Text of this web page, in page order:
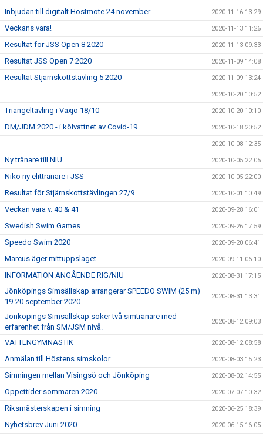
Inbjudan till digitalt Höstmöte 24 november 2020-11-16 13:29
Veckans vara! 2020-11-13 11:26
Resultat för JSS Open 8 2020 2020-11-13 09:33
Resultat JSS Open 7 2020 2020-11-09 14:08
Resultat Stjärnskottstävling 5 2020 2020-11-09 13:24
2020-10-20 10:52
Triangeltävling i Växjö 18/10 2020-10-20 10:10
DM/JDM 2020 - i kölvattnet av Covid-19 2020-10-18 20:52
2020-10-08 12:35
Ny tränare till NIU 2020-10-05 22:05
Niko ny elittränare i JSS 2020-10-05 22:00
Resultat för Stjärnskottstävlingen 27/9 2020-10-01 10:49
Veckan vara v. 40 & 41 2020-09-28 16:01
Swedish Swim Games 2020-09-26 17:59
Speedo Swim 2020 2020-09-20 06:41
Marcus äger mittuppslaget .... 2020-09-11 06:10
INFORMATION ANGÅENDE RIG/NIU 2020-08-31 17:15
Jönköpings Simsällskap arrangerar SPEEDO SWIM (25 m)
19-20 september 2020
2020-08-31 13:31
Jönköpings Simsällskap söker två simtränare med
erfarenhet från SM/JSM nivå.
2020-08-12 09:03
VATTENGYMNASTIK 2020-08-12 08:58
Anmälan till Höstens simskolor 2020-08-03 15:23
Simningen mellan Visingsö och Jönköping 2020-08-02 14:55
Öppettider sommaren 2020 2020-07-07 10:32
Riksmästerskapen i simning 2020-06-25 18:39
Nyhetsbrev Juni 2020 2020-06-15 16:05